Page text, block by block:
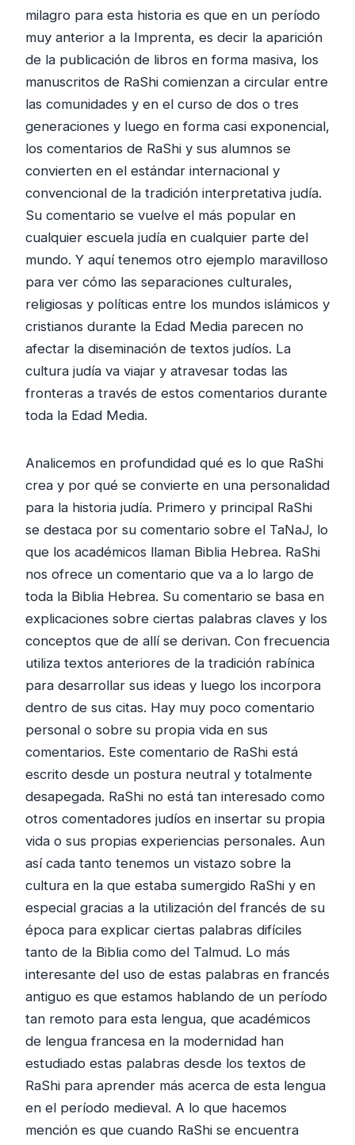
milagro para esta historia es que en un período
muy anterior a la Imprenta, es decir la aparición
de la publicación de libros en forma masiva, los
manuscritos de RaShi comienzan a circular entre
las comunidades y en el curso de dos o tres
generaciones y luego en forma casi exponencial,
los comentarios de RaShi y sus alumnos se
convierten en el estándar internacional y
convencional de la tradición interpretativa judía.
Su comentario se vuelve el más popular en
cualquier escuela judía en cualquier parte del
mundo. Y aquí tenemos otro ejemplo maravilloso
para ver cómo las separaciones culturales,
religiosas y políticas entre los mundos islámicos y
cristianos durante la Edad Media parecen no
afectar la diseminación de textos judíos. La
cultura judía va viajar y atravesar todas las
fronteras a través de estos comentarios durante
toda la Edad Media.
Analicemos en profundidad qué es lo que RaShi
crea y por qué se convierte en una personalidad
para la historia judía. Primero y principal RaShi
se destaca por su comentario sobre el TaNaJ, lo
que los académicos llaman Biblia Hebrea. RaShi
nos ofrece un comentario que va a lo largo de
toda la Biblia Hebrea. Su comentario se basa en
explicaciones sobre ciertas palabras claves y los
conceptos que de allí se derivan. Con frecuencia
utiliza textos anteriores de la tradición rabínica
para desarrollar sus ideas y luego los incorpora
dentro de sus citas. Hay muy poco comentario
personal o sobre su propia vida en sus
comentarios. Este comentario de RaShi está
escrito desde un postura neutral y totalmente
desapegada. RaShi no está tan interesado como
otros comentadores judíos en insertar su propia
vida o sus propias experiencias personales. Aun
así cada tanto tenemos un vistazo sobre la
cultura en la que estaba sumergido RaShi y en
especial gracias a la utilización del francés de su
época para explicar ciertas palabras difíciles
tanto de la Biblia como del Talmud. Lo más
interesante del uso de estas palabras en francés
antiguo es que estamos hablando de un período
tan remoto para esta lengua, que académicos
de lengua francesa en la modernidad han
estudiado estas palabras desde los textos de
RaShi para aprender más acerca de esta lengua
en el período medieval. A lo que hacemos
mención es que cuando RaShi se encuentra